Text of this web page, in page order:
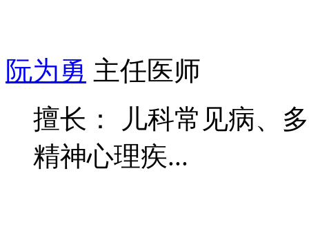
阮为勇 主任医师
擅长： 儿科常见病、
精神心理疾...